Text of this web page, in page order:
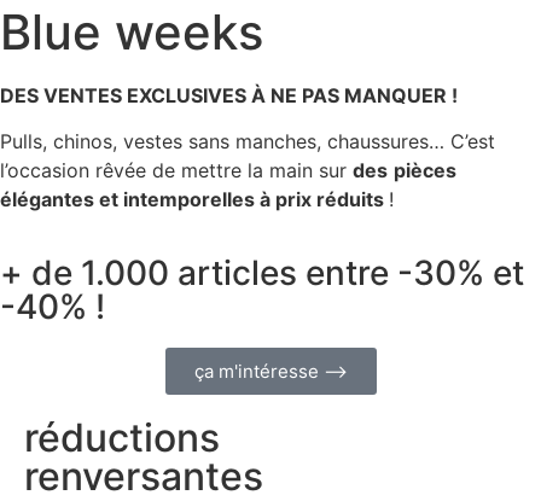
Blue weeks
DES VENTES EXCLUSIVES À NE PAS MANQUER !
Pulls, chinos, vestes sans manches, chaussures… C’est
l’occasion rêvée de mettre la main sur des pièces
élégantes et intemporelles à prix réduits !
+ de 1.000 articles entre -30% et
-40% !
ça m'intéresse ⟶
réductions
renversantes